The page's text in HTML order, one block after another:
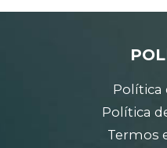
Política
Política
Termos